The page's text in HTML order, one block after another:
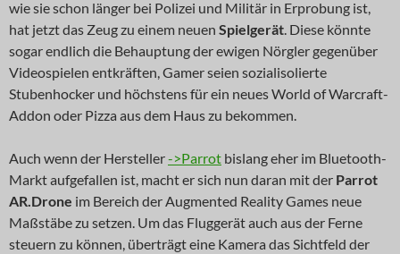
wie sie schon länger bei Polizei und Militär in Erprobung ist,
hat jetzt das Zeug zu einem neuen Spielgerät. Diese könnte
sogar endlich die Behauptung der ewigen Nörgler gegenüber
Videospielen entkräften, Gamer seien sozialisolierte
Stubenhocker und höchstens für ein neues World of Warcraft-
Addon oder Pizza aus dem Haus zu bekommen.
Auch wenn der Hersteller->Parrot bislang eher im Bluetooth-
Markt aufgefallen ist, macht er sich nun daran mit der Parrot
AR.Drone im Bereich der Augmented Reality Games neue
Maßstäbe zu setzen. Um das Fluggerät auch aus der Ferne
steuern zu können, überträgt eine Kamera das Sichtfeld der